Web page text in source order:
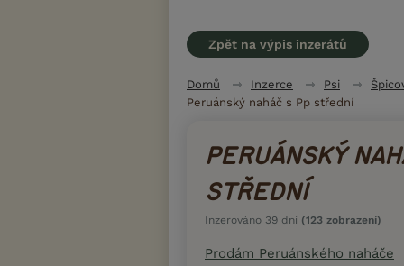
Zpět na výpis inzerátů
Domů Inzerce Psi
Peruánský naháč s Pp střední
PERUÁNSKÝ
STŘEDNÍ
Inzerováno 39 dní (123 zobrazení)
Prodám Peruánského naháče